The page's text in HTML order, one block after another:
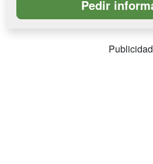
Publicidad